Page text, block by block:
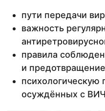
пути передачи
важность
правила
и
осуждённых с